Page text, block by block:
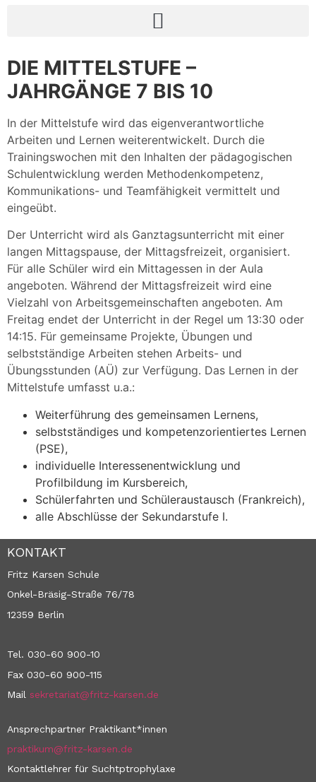
DIE MITTELSTUFE –
JAHRGÄNGE 7 BIS 10
In der Mittelstufe wird das eigenverantwortliche
Arbeiten und Lernen weiterentwickelt. Durch die
Trainingswochen mit den Inhalten der pädagogischen
Schulentwicklung werden Methodenkompetenz,
Kommunikations- und Teamfähigkeit vermittelt und
eingeübt.
Der Unterricht wird als Ganztagsunterricht mit einer
langen Mittagspause, der Mittagsfreizeit, organisiert.
Für alle Schüler wird ein Mittagessen in der Aula
angeboten. Während der Mittagsfreizeit wird eine
Vielzahl von Arbeitsgemeinschaften angeboten. Am
Freitag endet der Unterricht in der Regel um 13:30 oder
14:15. Für gemeinsame Projekte, Übungen und
selbstständige Arbeiten stehen Arbeits- und
Übungsstunden (AÜ) zur Verfügung. Das Lernen in der
Mittelstufe umfasst u.a.:
Weiterführung des gemeinsamen Lernens,
selbstständiges und kompetenzorientiertes Lernen
(PSE),
individuelle Interessenentwicklung und
Profilbildung im Kursbereich,
Schülerfahrten und Schüleraustausch (Frankreich),
alle Abschlüsse der Sekundarstufe I.
KONTAKT
Fritz Karsen Schule
Onkel-Bräsig-Straße 76/78
12359 Berlin
Tel. 030-60 900-10
Fax 030-60 900-115
Mail sekretariat@fritz-karsen.de
Ansprechpartner Praktikant*innen
praktikum@fritz-karsen.de
Kontaktlehrer für Suchtptrophylaxe